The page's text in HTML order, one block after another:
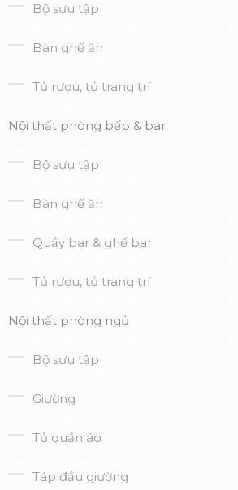
Bộ sưu tập
Bàn ghế ăn
Tủ rượu, tủ trang trí
Nội thất phòng bếp & bar
Bộ sưu tập
Bàn ghế ăn
Quầy bar & ghế bar
Tủ rượu, tủ trang trí
Nội thất phòng ngủ
Bộ sưu tập
Giường
Tủ quần áo
Táp đầu giường